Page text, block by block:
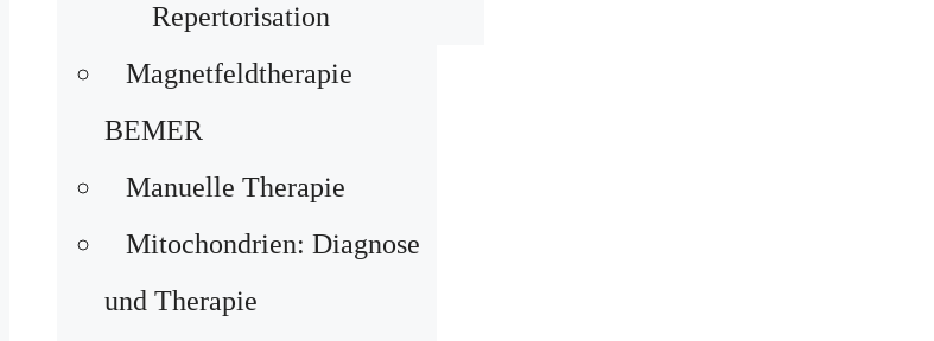
Repertorisation
Magnetfeldtherapie
BEMER
Manuelle Therapie
Mitochondrien: Diagnose
und Therapie